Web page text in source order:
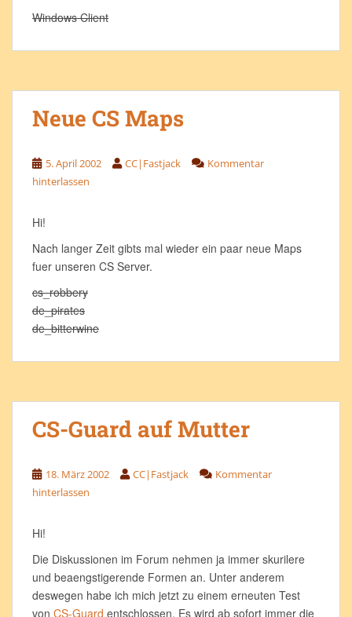
Windows Client
Neue CS Maps
5. April 2002 CC|Fastjack
Kommentar
hinterlassen
Hi!
Nach langer Zeit gibts mal wieder ein paar neue Maps
fuer unseren CS Server.
cs_robbery
de_pirates
de_bitterwine
CS-Guard auf Mutter
18. März 2002 CC|Fastjack
Kommentar
hinterlassen
Hi!
Die Diskussionen im Forum nehmen ja immer skurilere
und beaengstigerende Formen an. Unter anderem
deswegen habe ich mich jetzt zu einem erneuten Test
von CS-Guard entschlossen. Es wird ab sofort immer die